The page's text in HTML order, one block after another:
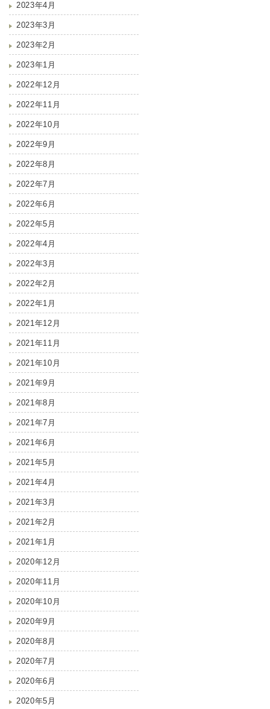
2023年4月
2023年3月
2023年2月
2023年1月
2022年12月
2022年11月
2022年10月
2022年9月
2022年8月
2022年7月
2022年6月
2022年5月
2022年4月
2022年3月
2022年2月
2022年1月
2021年12月
2021年11月
2021年10月
2021年9月
2021年8月
2021年7月
2021年6月
2021年5月
2021年4月
2021年3月
2021年2月
2021年1月
2020年12月
2020年11月
2020年10月
2020年9月
2020年8月
2020年7月
2020年6月
2020年5月